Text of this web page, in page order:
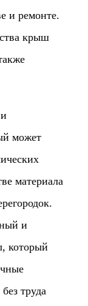
и ремонте.
крыш
может
материала
и
который
труда